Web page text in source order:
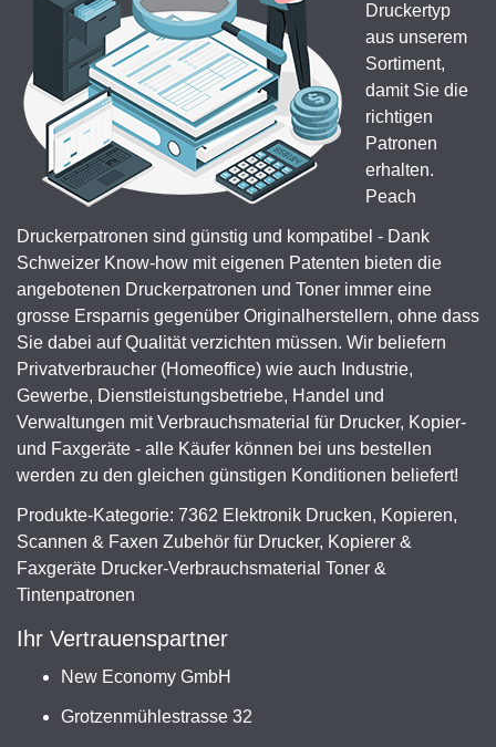
Druckertyp
aus unserem
Sortiment,
damit Sie die
richtigen
Patronen
erhalten.
Peach
Druckerpatronen sind günstig und kompatibel - Dank
Schweizer Know-how mit eigenen Patenten bieten die
angebotenen Druckerpatronen und Toner immer eine
grosse Ersparnis gegenüber Originalherstellern, ohne dass
Sie dabei auf Qualität verzichten müssen. Wir beliefern
Privatverbraucher (Homeoffice) wie auch Industrie,
Gewerbe, Dienstleistungsbetriebe, Handel und
Verwaltungen mit Verbrauchsmaterial für Drucker, Kopier-
und Faxgeräte - alle Käufer können bei uns bestellen
werden zu den gleichen günstigen Konditionen beliefert!
Produkte-Kategorie: 7362 Elektronik Drucken, Kopieren,
Scannen & Faxen Zubehör für Drucker, Kopierer &
Faxgeräte Drucker-Verbrauchsmaterial Toner &
Tintenpatronen
Ihr Vertrauenspartner
New Economy GmbH
Grotzenmühlestrasse 32